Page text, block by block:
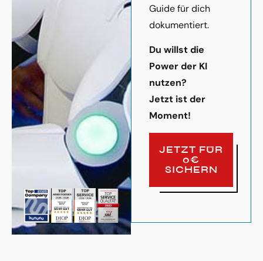
Guide für dich
dokumentiert.
Du willst die
Power der KI
nutzen?
Jetzt ist der
Moment!
JETZT FÜR
0€
SICHERN